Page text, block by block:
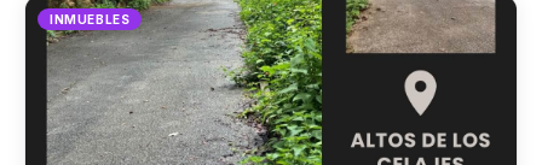
INMUEBLES